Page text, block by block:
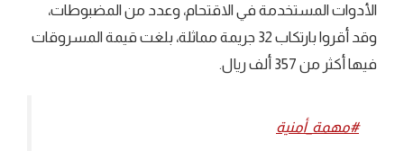
الأدوات المستخدمة في الاقتحام، وعدد من المضبوطات،
وقد أقروا بارتكاب 32 جريمة مماثلة، بلغت قيمة المسروقات
فيها أكثر من 357 ألف ريال.
#مهمة_أمنية